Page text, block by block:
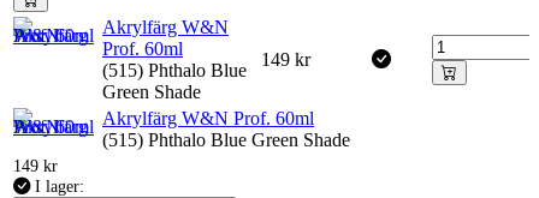
Akrylfärg W&N
Prof. 60ml
(515) Phthalo Blue
Green Shade
149 kr
Akrylfärg W&N Prof. 60ml
(515) Phthalo Blue Green Shade
149 kr
I lager: